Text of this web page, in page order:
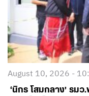
August 10, 2026 -
‘นิกร โสมกลาง’ รม